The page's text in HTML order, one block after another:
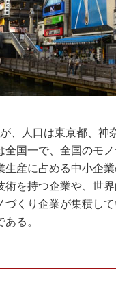
人口は東京都、神
国一で、全国のモ
産に占める中小企
を持つ企業や、世
くり企業が集積し
る。